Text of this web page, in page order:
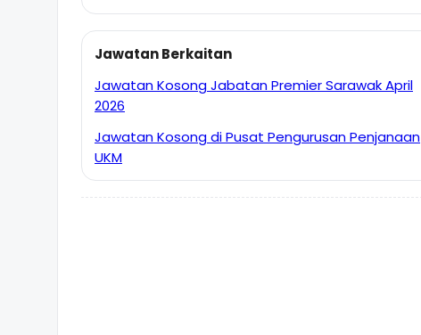
Jawatan Berkaitan
Jawatan Kosong Jabatan Premier Sarawak April
2026
Jawatan Kosong di Pusat Pengurusan Penjanaan
UKM